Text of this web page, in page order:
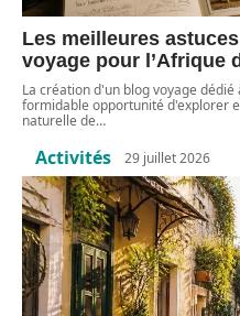
Les meilleures
voyage pour l’Afrique
La création d'un blog voyage
formidable opportunité d'explorer
naturelle de…
Activités 29 juillet 2026